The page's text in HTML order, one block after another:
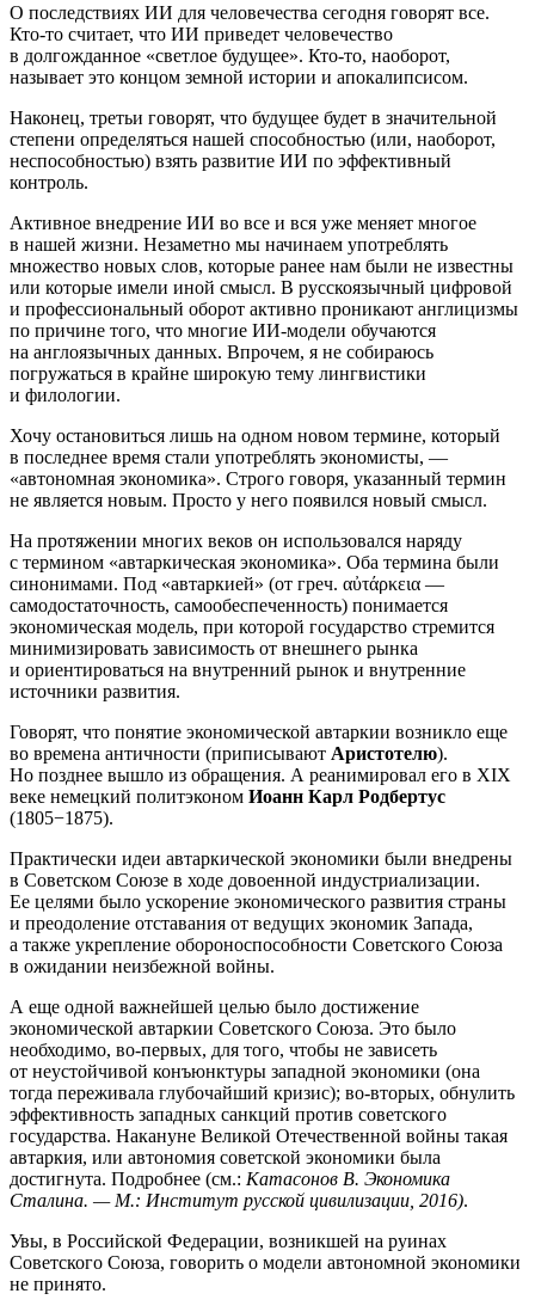
О последствиях ИИ для человечества сегодня говорят все.
Кто-то считает, что ИИ приведет человечество
в долгожданное «светлое будущее». Кто-то, наоборот,
называет это концом земной истории и апокалипсисом.
Наконец, третьи говорят, что будущее будет в значительной
степени определяться нашей способностью (или, наоборот,
неспособностью) взять развитие ИИ по эффективный
контроль.
Активное внедрение ИИ во все и вся уже меняет многое
в нашей жизни. Незаметно мы начинаем употреблять
множество новых слов, которые ранее нам были не известны
или которые имели иной смысл. В русскоязычный цифровой
и профессиональный оборот активно проникают англицизмы
по причине того, что многие ИИ-модели обучаются
на англоязычных данных. Впрочем, я не собираюсь
погружаться в крайне широкую тему лингвистики
и филологии.
Хочу остановиться лишь на одном новом термине, который
в последнее время стали употреблять экономисты, —
«автономная экономика». Строго говоря, указанный термин
не является новым. Просто у него появился новый смысл.
На протяжении многих веков он использовался наряду
с термином «автаркическая экономика». Оба термина были
синонимами. Под «автаркией» (от греч. αὐτάρκεια —
самодостаточность, самообеспеченность) понимается
экономическая модель, при которой государство стремится
минимизировать зависимость от внешнего рынка
и ориентироваться на внутренний рынок и внутренние
источники развития.
Говорят, что понятие экономической автаркии возникло еще
во времена античности (приписывают Аристотелю).
Но позднее вышло из обращения. А реанимировал его в XIX
веке немецкий политэконом Иоанн Карл Родбертус
(1805−1875).
Практически идеи автаркической экономики были внедрены
в Советском Союзе в ходе довоенной индустриализации.
Ее целями было ускорение экономического развития страны
и преодоление отставания от ведущих экономик Запада,
а также укрепление обороноспособности Советского Союза
в ожидании неизбежной войны.
А еще одной важнейшей целью было достижение
экономической автаркии Советского Союза. Это было
необходимо, во-первых, для того, чтобы не зависеть
от неустойчивой конъюнктуры западной экономики (она
тогда переживала глубочайший кризис); во-вторых, обнулить
эффективность западных санкций против советского
государства. Накануне Великой Отечественной войны такая
автаркия, или автономия советской экономики была
достигнута. Подробнее (см.: Катасонов В. Экономика
Сталина. — М.: Институт русской цивилизации, 2016).
Увы, в Российской Федерации, возникшей на руинах
Советского Союза, говорить о модели автономной экономики
не принято.